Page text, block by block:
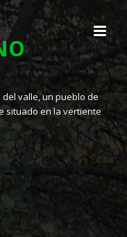
valle, un pueblo de
situado en la vertiente